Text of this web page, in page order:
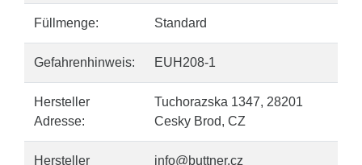
Füllmenge: Standard
Gefahrenhinweis: EUH208-1
Hersteller
Adresse:
Tuchorazska 1347, 28201
Cesky Brod, CZ
Hersteller
info@buttner.cz